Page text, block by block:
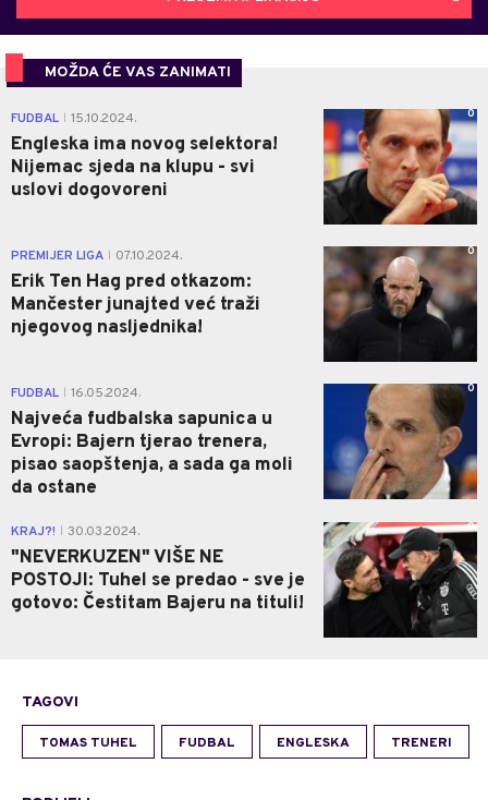
MOŽDA ĆE VAS ZANIMATI
FUDBAL 15.10.2024.
Engleska ima novog selektora!
Nijemac sjeda na klupu - svi
uslovi dogovoreni
0
PREMIJER LIGA 07.10.2024.
Erik Ten Hag pred otkazom:
Mančester junajted već traži
njegovog nasljednika!
0
FUDBAL 16.05.2024.
Najveća fudbalska sapunica u
Evropi: Bajern tjerao trenera,
pisao saopštenja, a sada ga moli
da ostane
0
KRAJ?! 30.03.2024.
"NEVERKUZEN" VIŠE NE
POSTOJI: Tuhel se predao - sve je
gotovo: Čestitam Bajeru na tituli!
0
TAGOVI
TOMAS TUHEL FUDBAL ENGLESKA TRENERI